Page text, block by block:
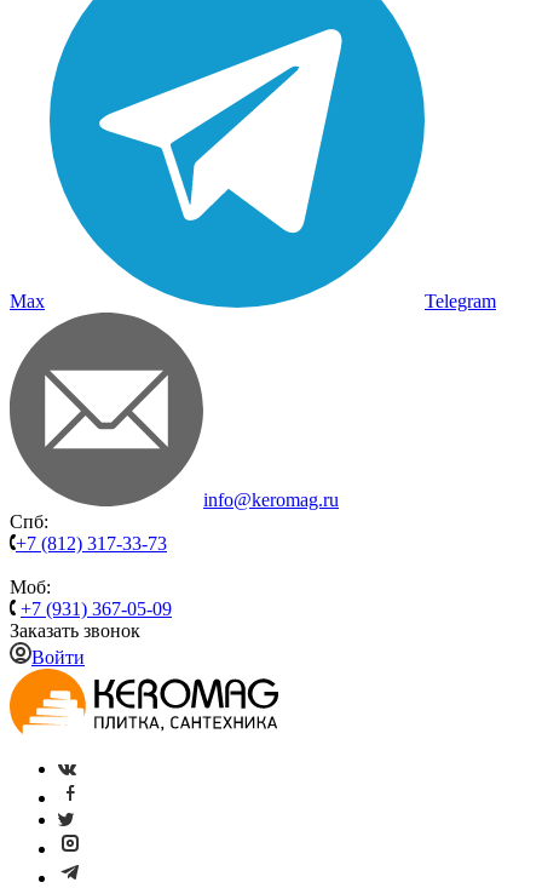
Max Telegram
info@keromag.ru
Спб:
+7 (812) 317-33-73
Моб:
+7 (931) 367-05-09
Заказать звонок
Войти